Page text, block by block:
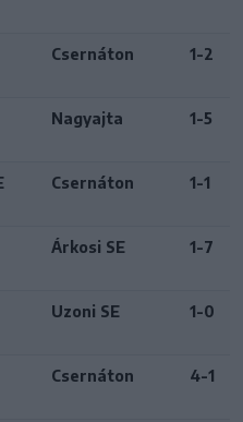
Csernáton 1-2
Nagyajta 1-5
Csernáton 1-1
Árkosi SE 1-7
Uzoni SE 1-0
Csernáton 4-1